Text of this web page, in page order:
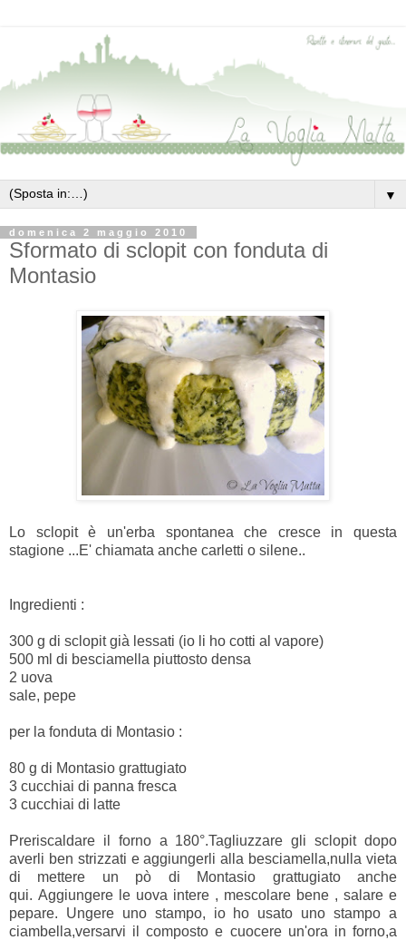
▼
domenica 2 maggio 2010
Sformato di sclopit con fonduta di
Montasio
Lo sclopit è un'erba spontanea che cresce in questa
stagione ...E' chiamata anche carletti o silene..
Ingredienti :
300 g di sclopit già lessati (io li ho cotti al vapore)
500 ml di besciamella piuttosto densa
2 uova
sale, pepe
per la fonduta di Montasio :
80 g di Montasio grattugiato
3 cucchiai di panna fresca
3 cucchiai di latte
Preriscaldare il forno a 180°.Tagliuzzare gli sclopit dopo
averli ben strizzati e aggiungerli alla besciamella,nulla vieta
di mettere un pò di Montasio grattugiato anche
qui. Aggiungere le uova intere , mescolare bene , salare e
pepare. Ungere uno stampo, io ho usato uno stampo a
ciambella,versarvi il composto e cuocere un'ora in forno,a